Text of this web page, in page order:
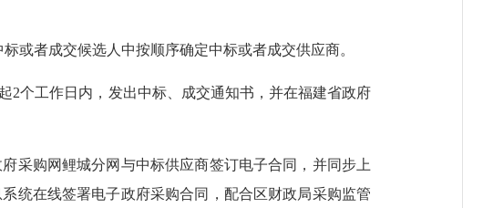
或者成交候选人中按顺序确定中标或者成交供应商。
2个工作日内，发出中标、成交通知书，并在福建省政府
采购网鲤城分网与中标供应商签订电子合同，并同步上
统在线签署电子政府采购合同，配合区财政局采购监管